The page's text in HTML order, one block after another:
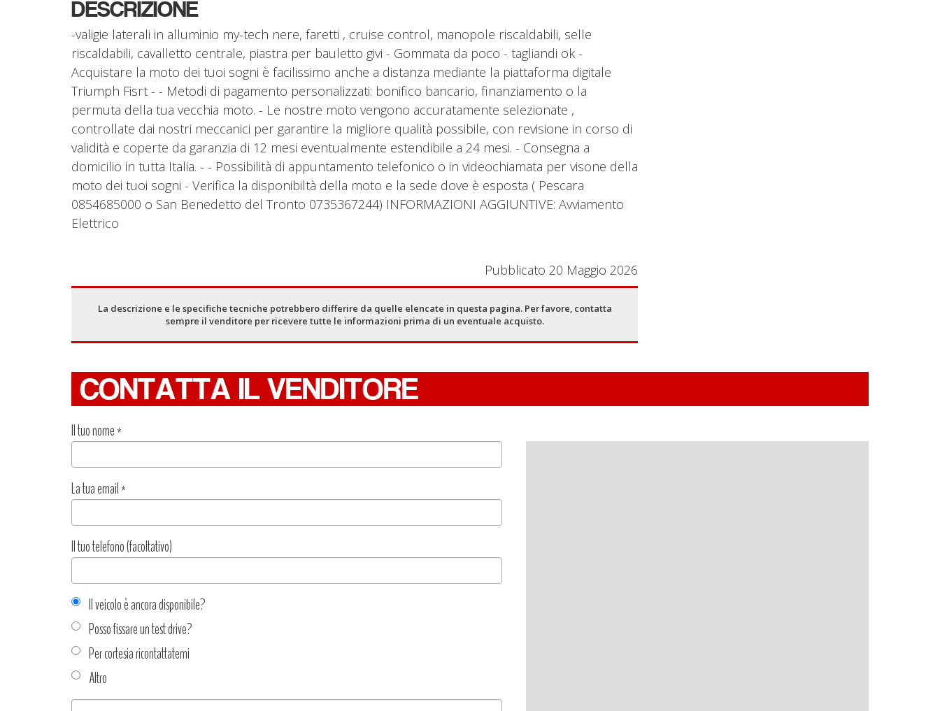
DESCRIZIONE
-valigie laterali in alluminio my-tech nere, faretti , cruise control, manopole riscaldabili, selle
riscaldabili, cavalletto centrale, piastra per bauletto givi - Gommata da poco - tagliandi ok -
Acquistare la moto dei tuoi sogni è facilissimo anche a distanza mediante la piattaforma digitale
Triumph Fisrt - - Metodi di pagamento personalizzati: bonifico bancario, finanziamento o la
permuta della tua vecchia moto. - Le nostre moto vengono accuratamente selezionate ,
controllate dai nostri meccanici per garantire la migliore qualità possibile, con revisione in corso di
validità e coperte da garanzia di 12 mesi eventualmente estendibile a 24 mesi. - Consegna a
domicilio in tutta Italia. - - Possibilità di appuntamento telefonico o in videochiamata per visone della
moto dei tuoi sogni - Verifica la disponibiltà della moto e la sede dove è esposta ( Pescara
0854685000 o San Benedetto del Tronto 0735367244) INFORMAZIONI AGGIUNTIVE: Avviamento
Elettrico
Pubblicato 20 Maggio 2026
La descrizione e le specifiche tecniche potrebbero differire da quelle elencate in questa pagina. Per favore, contatta
sempre il venditore per ricevere tutte le informazioni prima di un eventuale acquisto.
CONTATTA IL VENDITORE
Il tuo nome*
La tua email*
Il tuo telefono (facoltativo)
Il veicolo è ancora disponibile?
Posso fissare un test drive?
Per cortesia ricontattatemi
Altro
Tipo